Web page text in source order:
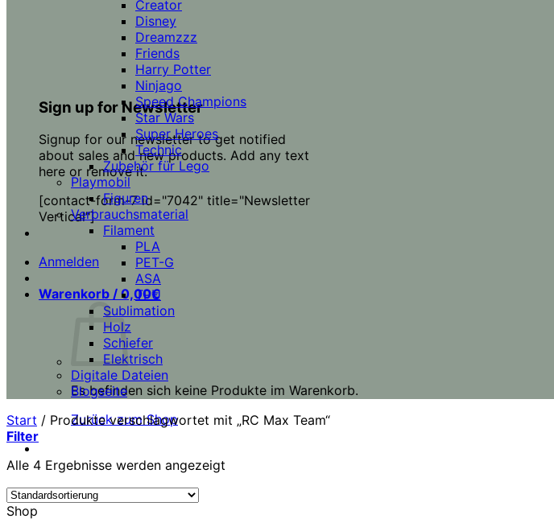
Sign up for Newsletter
Signup for our newsletter to get notified
about sales and new products. Add any text
here or remove it.
[contact-form-7 id="7042" title="Newsletter
Vertical"]
Anmelden
Warenkorb / 0,00€
Es befinden sich keine Produkte im Warenkorb.
Zurück zum Shop
Creator
Disney
Dreamzzz
Friends
Harry Potter
Ninjago
Speed Champions
Star Wars
Super Heroes
Technic
Zubehör für Lego
Playmobil
Figuren
Verbrauchsmaterial
Filament
PLA
PET-G
ASA
TPU
Sublimation
Holz
Schiefer
Elektrisch
Digitale Dateien
Blogseite
Start / Produkte verschlagwortet mit „RC Max Team“
Filter
Alle 4 Ergebnisse werden angezeigt
Shop